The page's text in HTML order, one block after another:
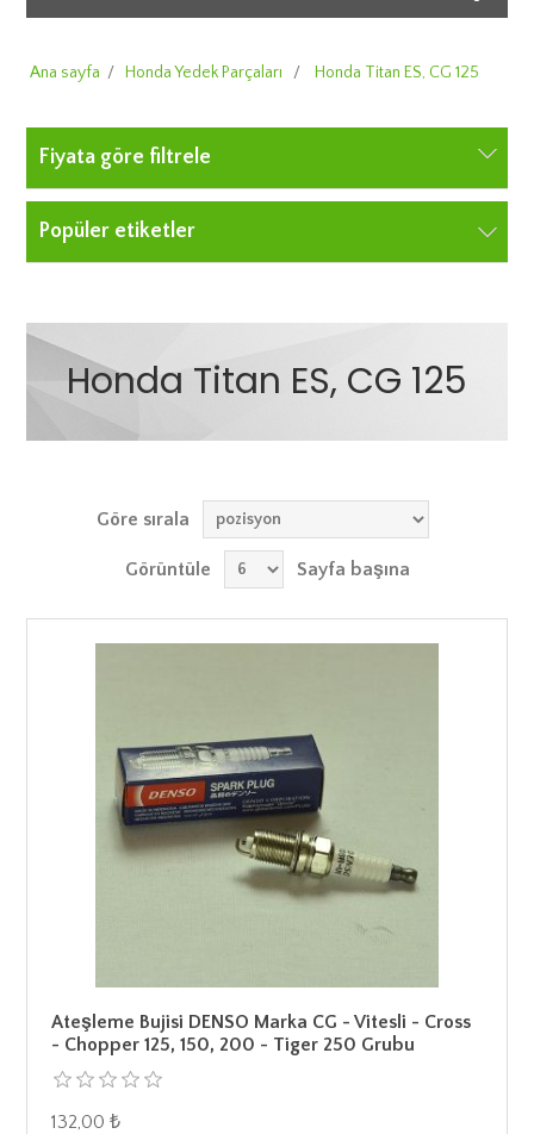
Ana sayfa / Honda Yedek Parçaları / Honda Titan ES, CG 125
Fiyata göre filtrele
Popüler etiketler
Honda Titan ES, CG 125
Göre sırala
Görüntüle Sayfa başına
Ateşleme Bujisi DENSO Marka CG - Vitesli - Cross
- Chopper 125, 150, 200 - Tiger 250 Grubu
132,00 ₺